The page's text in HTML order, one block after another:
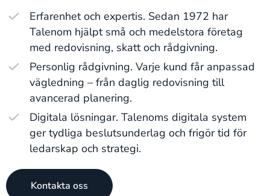
Erfarenhet och expertis. Sedan 1972 har
Talenom hjälpt små och medelstora företag
med redovisning, skatt och rådgivning.
Personlig rådgivning. Varje kund får anpassad
vägledning – från daglig redovisning till
avancerad planering.
Digitala lösningar. Talenoms digitala system
ger tydliga beslutsunderlag och frigör tid för
ledarskap och strategi.
Kontakta oss